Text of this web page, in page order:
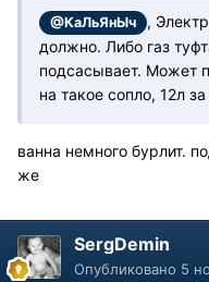
@КаЛьЯнЫч
,
должно. Либо газ
подсасывает. Может
на такое сопло, 12л
ванна немного бурлит.
же
SergDemin
Опубликовано 5